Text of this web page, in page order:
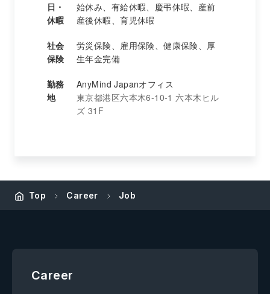
日・
休暇
始休み、有給休暇、慶弔休暇、産前
産後休暇、育児休暇
社会
保険
労災保険、雇用保険、健康保険、厚
生年金完備
勤務
地
AnyMind Japanオフィス
東京都港区六本木6-10-1 六本木ヒル
ズ 31F
Top Career Job
Career